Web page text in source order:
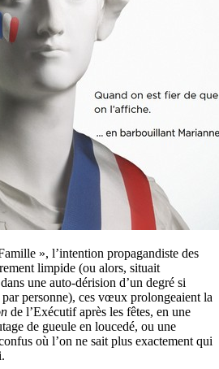
», l’intention propagandiste des
limpide (ou alors, situait
une auto-dérision d’un degré si
par personne), ces vœux prolongeaient la
de l’Exécutif après les fêtes, en une
de gueule en loucedé, ou une
où l’on ne sait plus exactement qui